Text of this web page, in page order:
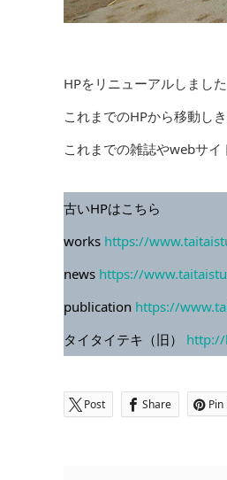
HPをリニューアルしまし
これまでのHPから移動し
これまでの雑誌やwebサイ
古いHPはこちら
works https://
news https://
publication https://
タイタイテキ（旧） http://
Post Share Pin